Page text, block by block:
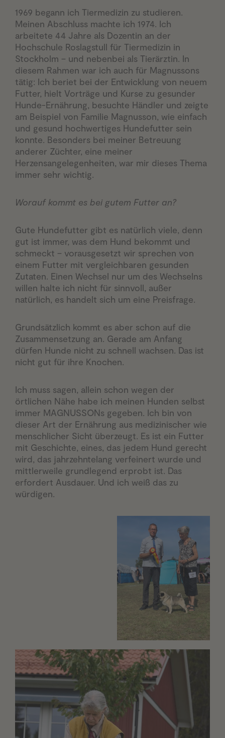
1969 begann ich Tiermedizin zu studieren.
Meinen Abschluss machte ich 1974. Ich
arbeitete 44 Jahre als Dozentin an der
Hochschule Roslagstull für Tiermedizin in
Stockholm – und nebenbei als Tierärztin. In
diesem Rahmen war ich auch für Magnussons
tätig: Ich beriet bei der Entwicklung von neuem
Futter, hielt Vorträge und Kurse zu gesunder
Hunde-Ernährung, besuchte Händler und zeigte
am Beispiel von Familie Magnusson, wie einfach
und gesund hochwertiges Hundefutter sein
konnte. Besonders bei meiner Betreuung
anderer Züchter, eine meiner
Herzensangelegenheiten, war mir dieses Thema
immer sehr wichtig.
Worauf kommt es bei gutem Futter an?
Gute Hundefutter gibt es natürlich viele, denn
gut ist immer, was dem Hund bekommt und
schmeckt – vorausgesetzt wir sprechen von
einem Futter mit vergleichbaren gesunden
Zutaten. Einen Wechsel nur um des Wechselns
willen halte ich nicht für sinnvoll, außer
natürlich, es handelt sich um eine Preisfrage.
Grundsätzlich kommt es aber schon auf die
Zusammensetzung an. Gerade am Anfang
dürfen Hunde nicht zu schnell wachsen. Das ist
nicht gut für ihre Knochen.
Ich muss sagen, allein schon wegen der
örtlichen Nähe habe ich meinen Hunden selbst
immer MAGNUSSONs gegeben. Ich bin von
dieser Art der Ernährung aus medizinischer wie
menschlicher Sicht überzeugt. Es ist ein Futter
mit Geschichte, eines, das jedem Hund gerecht
wird, das jahrzehntelang verfeinert wurde und
mittlerweile grundlegend erprobt ist. Das
erfordert Ausdauer. Und ich weiß das zu
würdigen.